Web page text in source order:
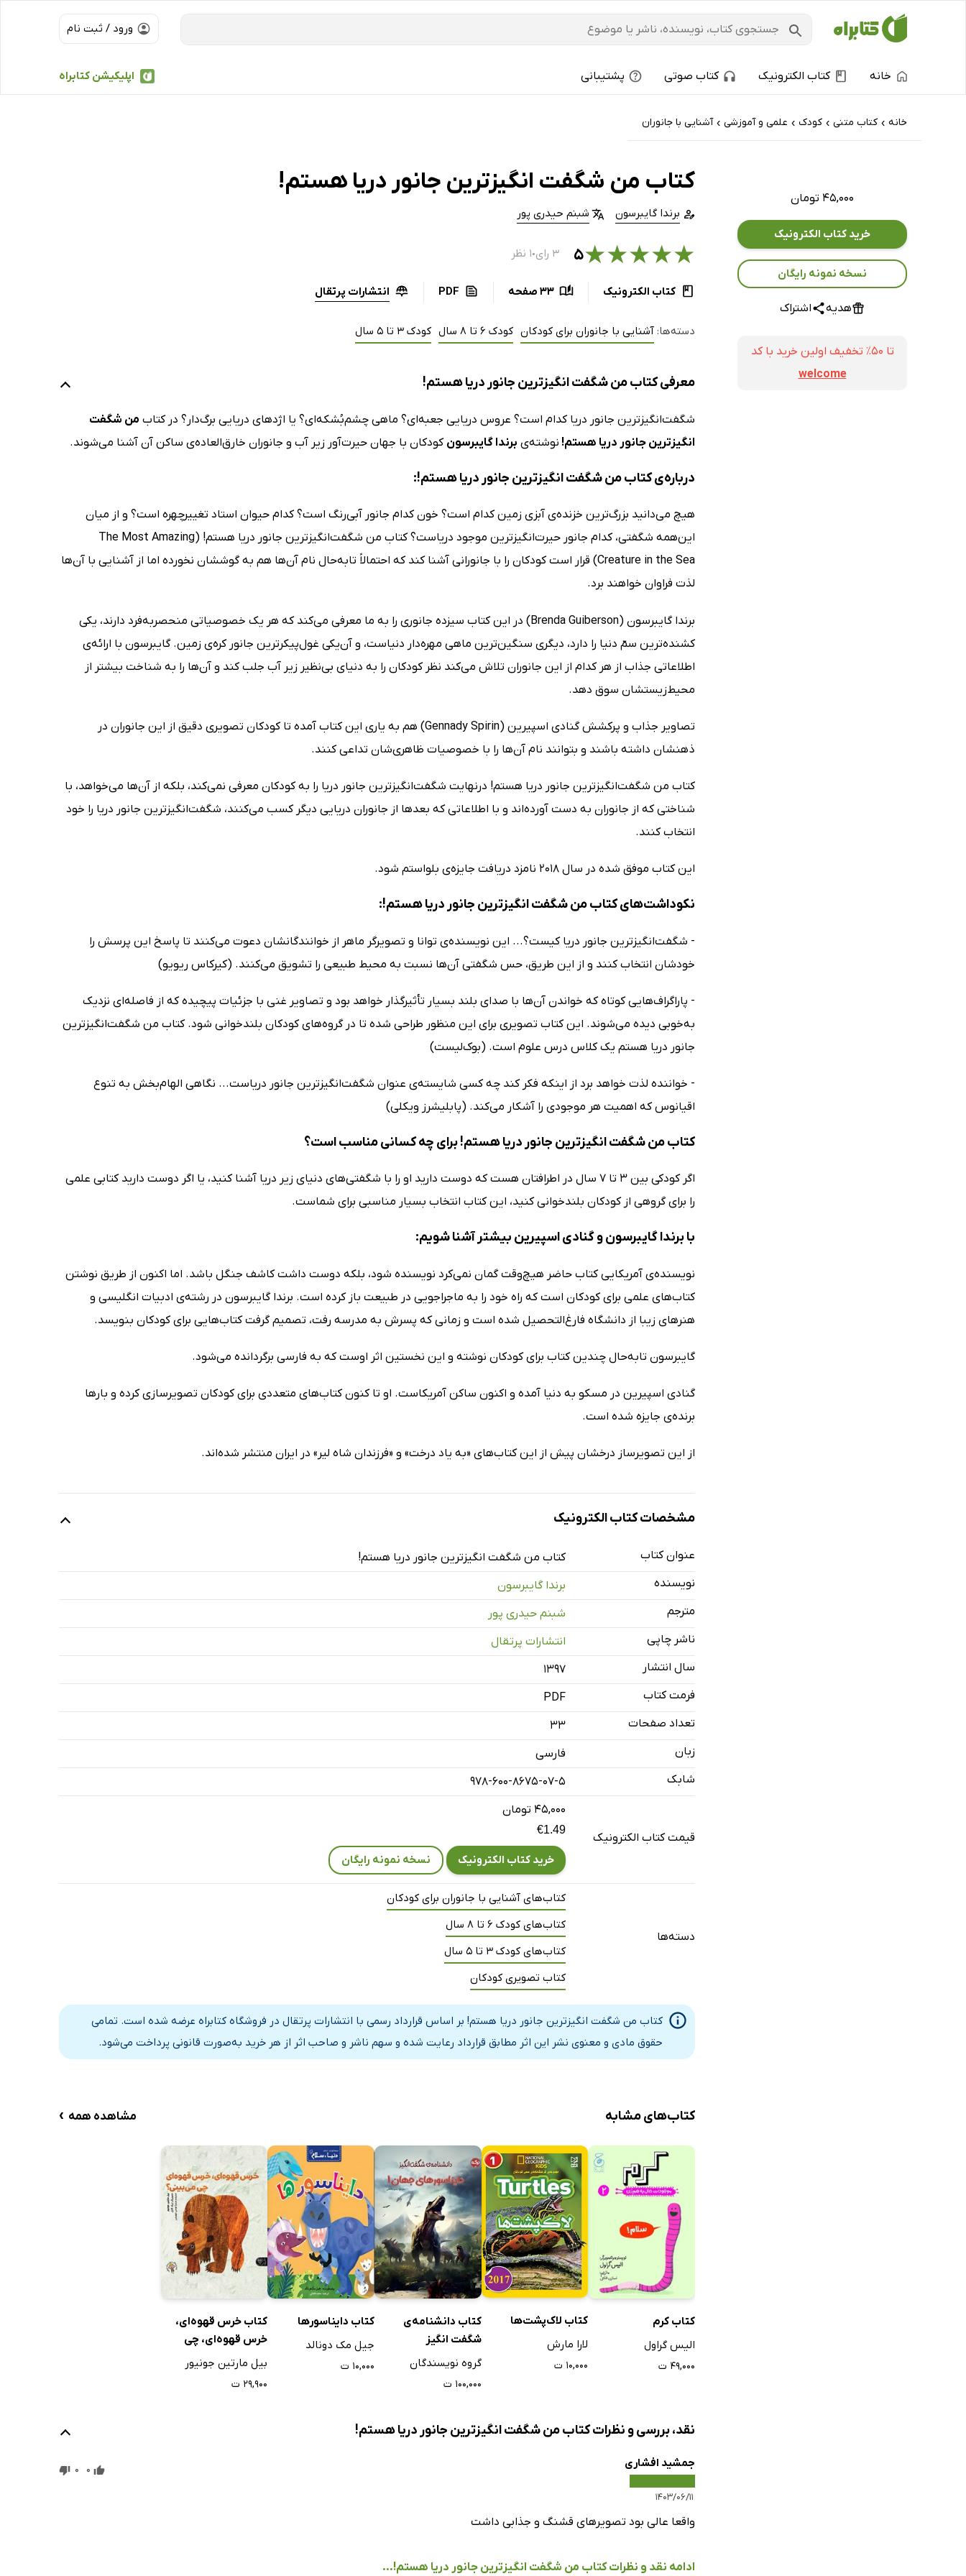
ورود / ثبت نام
اپلیکیشن کتابراه خانه کتاب الکترونیک کتاب صوتی پشتیبانی
خانه › کتاب‌ متنی › کودک › علمی و آموزشی › آشنایی با جانوران
۴۵,۰۰۰ تومان
خرید کتاب الکترونیک
نسخه نمونه رایگان
هدیه اشتراک
تا ۵۰٪ تخفیف اولین خرید با کد
welcome
کتاب من شگفت‌ انگیزترین جانور دریا هستم!
برندا گایبرسون شبنم حیدری پور
★
★
★
★
★۵ ۳ رای ● ۱ نظر
کتاب الکترونیک 33 صفحه PDF انتشارات پرتقال
دسته‌ها: آشنایی با جانوران برای کودکان کودک 6 تا 8 سال کودک 3 تا 5 سال
معرفی کتاب من شگفت‌ انگیزترین جانور دریا هستم!
شگفت‌انگیزترین جانور دریا کدام است؟ عروس دریایی جعبه‌ای؟ ماهی چشم‌بُشکه‌ای؟ یا اژدهای دریایی برگ‌دار؟ در کتاب من شگفت‌
انگیزترین جانور دریا هستم! نوشته‌ی برندا گایبرسون کودکان با جهان حیرت‌آور زیر آب و جانوران خارق‌العاده‌ی ساکن آن آشنا می‌شوند.
درباره‌ی کتاب من شگفت انگیزترین جانور دریا هستم!:
هیچ می‌دانید بزرگ‌ترین خزنده‌ی آبزی زمین کدام است؟ خون کدام جانور آبی‌رنگ است؟ کدام حیوان استاد تغییرچهره است؟ و از میان
این‌همه شگفتی، کدام جانور حیرت‌انگیزترین موجود دریاست؟ کتاب من شگفت‌انگیزترین جانور دریا هستم! (The Most Amazing
Creature in the Sea) قرار است کودکان را با جانورانی آشنا کند که احتمالاً تابه‌حال نام آن‌ها هم به گوششان نخورده اما از آشنایی با آن‌ها
لذت فراوان خواهند برد.
برندا گایبرسون (Brenda Guiberson) در این کتاب سیزده جانوری را به ما معرفی می‌کند که هر یک خصوصیاتی منحصربه‌فرد دارند، یکی
کشنده‌ترین سمّ دنیا را دارد، دیگری سنگین‌ترین ماهی مهره‌دار دنیاست، و آن‌یکی غول‌پیکرترین جانور کره‌ی زمین. گایبرسون با ارائه‌ی
اطلاعاتی جذاب از هر کدام از این جانوران تلاش می‌کند نظر کودکان را به دنیای بی‌نظیر زیر آب جلب کند و آن‌ها را به شناخت بیشتر از
محیط‌زیستشان سوق دهد.
تصاویر جذاب و پرکشش گنادی اسپیرین (Gennady Spirin) هم به یاری این کتاب آمده تا کودکان تصویری دقیق از این جانوران در
ذهنشان داشته باشند و بتوانند نام آن‌ها را با خصوصیات ظاهری‌شان تداعی کنند.
کتاب من شگفت‌انگیزترین جانور دریا هستم! درنهایت شگفت‌انگیزترین جانور دریا را به کودکان معرفی نمی‌کند، بلکه از آن‌ها می‌خواهد، با
شناختی که از جانوران به دست آورده‌اند و با اطلاعاتی که بعدها از جانوران دریایی دیگر کسب می‌کنند، شگفت‌انگیزترین جانور دریا را خود
انتخاب کنند.
این کتاب موفق شده در سال 2018 نامزد دریافت جایزه‌ی بلواستم شود.
نکوداشت‌های کتاب من شگفت انگیزترین جانور دریا هستم!:
- شگفت‌انگیزترین جانور دریا کیست؟... این نویسنده‌ی توانا و تصویرگر ماهر از خوانندگانشان دعوت می‌کنند تا پاسخ این پرسش را
خودشان انتخاب کنند و از این طریق، حس شگفتی آن‌ها نسبت به محیط طبیعی را تشویق می‌کنند. (کیرکاس ریویو)
- پاراگراف‌هایی کوتاه که خواندن آن‌ها با صدای بلند بسیار تأثیرگذار خواهد بود و تصاویر غنی با جزئیات پیچیده که از فاصله‌ای نزدیک
به‌خوبی دیده می‌شوند. این کتاب تصویری برای این منظور طراحی شده تا در گروه‌های کودکان بلندخوانی شود. کتاب من شگفت‌انگیزترین
جانور دریا هستم یک کلاس درس علوم است. (بوک‌لیست)
- خواننده لذت خواهد برد از اینکه فکر کند چه کسی شایسته‌ی عنوان شگفت‌انگیزترین جانور دریاست... نگاهی الهام‌بخش به تنوع
اقیانوس که اهمیت هر موجودی را آشکار می‌کند. (پابلیشرز ویکلی)
کتاب من شگفت انگیزترین جانور دریا هستم! برای چه کسانی مناسب است؟
اگر کودکی بین 3 تا 7 سال در اطرافتان هست که دوست دارید او را با شگفتی‌های دنیای زیر دریا آشنا کنید، یا اگر دوست دارید کتابی علمی
را برای گروهی از کودکان بلندخوانی کنید، این کتاب انتخاب بسیار مناسبی برای شماست.
با برندا گایبرسون و گنادی اسپیرین بیشتر آشنا شویم:
نویسنده‌ی آمریکایی کتاب حاضر هیچ‌وقت گمان نمی‌کرد نویسنده شود، بلکه دوست داشت کاشف جنگل باشد. اما اکنون از طریق نوشتن
کتاب‌های علمی برای کودکان است که راه خود را به ماجراجویی در طبیعت باز کرده است. برندا گایبرسون در رشته‌ی ادبیات انگلیسی و
هنرهای زیبا از دانشگاه فارغ‌التحصیل شده است و زمانی که پسرش به مدرسه رفت، تصمیم گرفت کتاب‌هایی برای کودکان بنویسد.
گایبرسون تابه‌حال چندین کتاب برای کودکان نوشته و این نخستین اثر اوست که به فارسی برگردانده می‌شود.
گنادی اسپیرین در مسکو به دنیا آمده و اکنون ساکن آمریکاست. او تا کنون کتاب‌های متعددی برای کودکان تصویرسازی کرده و بارها
برنده‌ی جایزه شده است.
از این تصویرساز درخشان پیش از این کتاب‌های «به یاد درخت» و «فرزندان شاه لیر» در ایران منتشر شده‌اند.
مشخصات کتاب الکترونیک
عنوان کتاب
کتاب من شگفت‌ انگیزترین جانور دریا هستم!
نویسنده
برندا گایبرسون
مترجم
شبنم حیدری پور
ناشر چاپی
انتشارات پرتقال
سال انتشار
۱۳۹۷
فرمت کتاب
PDF
تعداد صفحات
33
زبان
فارسی
شابک
978-600-8675-07-5
قیمت کتاب الکترونیک
۴۵,۰۰۰ تومان
€1.49
خرید کتاب الکترونیک نسخه نمونه رایگان
دسته‌ها
کتاب‌های آشنایی با جانوران برای کودکان
کتاب‌های کودک 6 تا 8 سال
کتاب‌های کودک 3 تا 5 سال
کتاب تصویری کودکان
کتاب من شگفت‌ انگیزترین جانور دریا هستم! بر اساس قرارداد رسمی با انتشارات پرتقال در فروشگاه کتابراه عرضه شده است. تمامی
حقوق مادی و معنوی نشر این اثر مطابق قرارداد رعایت شده و سهم ناشر و صاحب اثر از هر خرید به‌صورت قانونی پرداخت می‌شود.
کتاب‌های مشابه مشاهده همه ›
کتاب کرم
الیس گراول
۴۹,۰۰۰ ت
کتاب لاک‌پشت‌ها
لارا مارش
۱۰,۰۰۰ ت
کتاب دانشنامه‌ی
شگفت انگیز
دایناسورهای جهان 1
گروه نویسندگان
۱۰۰,۰۰۰ ت
کتاب دایناسورها
جیل مک دونالد
۱۰,۰۰۰ ت
کتاب خرس قهوه‌ای،
خرس قهوه‌ای، چی
می‌بینی؟
بیل مارتین جونیور
۲۹,۹۰۰ ت
نقد، بررسی و نظرات کتاب من شگفت‌ انگیزترین جانور دریا هستم!
جمشید افشاری
۱۴۰۳/۰۶/۱۱
0
0
واقعا عالی بود تصویر‌های قشنگ و جذابی داشت
ادامه نقد و نظرات کتاب من شگفت‌ انگیزترین جانور دریا هستم!...